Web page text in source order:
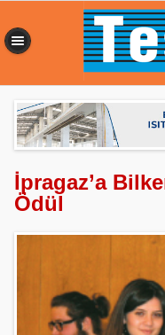
İpragaz’a
Ödül